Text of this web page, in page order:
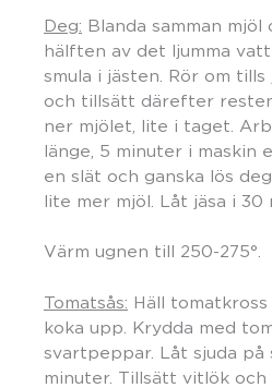
Deg: Blanda samman mjöl
hälften av det ljumma
smula i jästen. Rör om
och tillsätt därefter
ner mjölet, lite i taget.
länge, 5 minuter i maskin
en slät och ganska lös
lite mer mjöl. Låt jäsa i 30
Värm ugnen till 250-275°.
Tomatsås: Häll
koka upp. Krydda med
svartpeppar. Låt sjuda på
minuter. Tillsätt vitlök och